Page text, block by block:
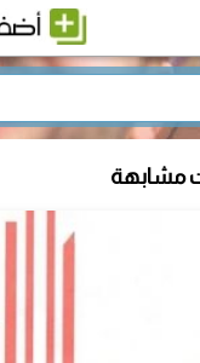
مشابهة